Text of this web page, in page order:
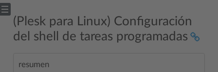
(Plesk para Linux) Configuración
del shell de tareas programadas
resumen